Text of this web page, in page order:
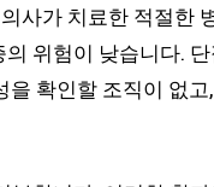
사가 치료한 적절한
위험이 낮습니다.
확인할 조직이 없